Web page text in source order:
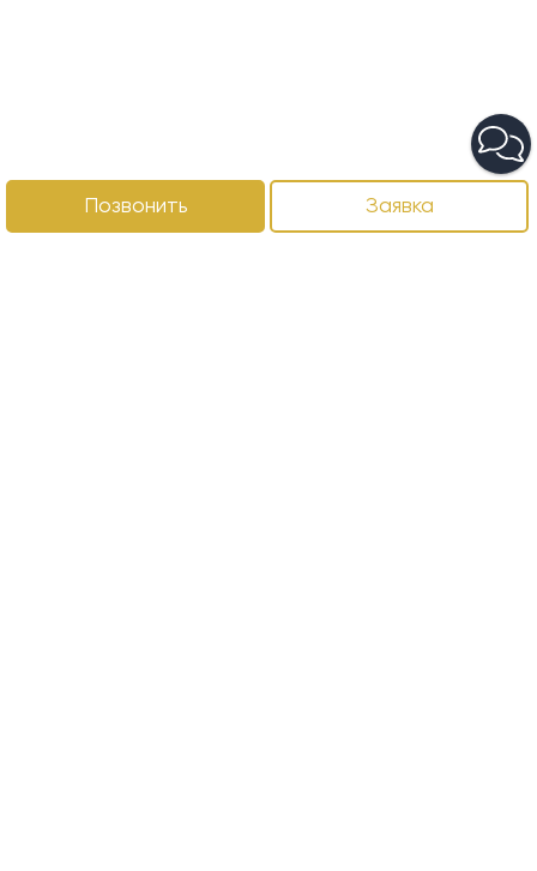
Позвонить Заявка